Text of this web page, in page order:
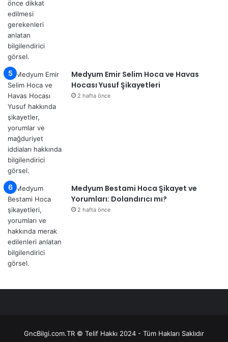
Medyum Emir Selim Hoca ve Havas
Hocası Yusuf Şikayetleri
2 hafta önce
Medyum Bestami Hoca Şikayet ve
Yorumları: Dolandırıcı mı?
2 hafta önce
GncBilgi.com.TR © Telif Hakkı 2024 - Tüm Hakları Saklıdır